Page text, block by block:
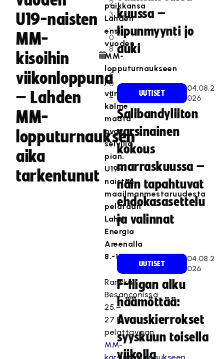
U19-naisten
MM-
kisoihin
viikonloppuna
– Lahden
MM-
lopputurnauksen
aika
tarkentunut
2
3
.
0
8
.
2
0
2
3
paikkansa
Lahden
ensi
vuoden
MM-
lopputurnaukseen
ja
viimeiset
kolme
maata
ovat
selvillä
pian.
U19-
naisten
maailmanmestaruudesta
pelataan
Lahti
Energia
Areenalla
8.-12.5.2024.
Ranskan
Besançonissa
25.–
27.8.
pelattavaan
MM-
kuussa –
lipunmyynti jo
auki
UUTISET
04.08.2
026
Salibandyliiton
varsinainen
kokous
marraskuussa –
näin tapahtuvat
ehdokasasettelu
ja valinnat
UUTISET
04.08.2
026
F-liigan alku
häämöttää:
Avauskierrokset
syyskuun toisella
viikolla